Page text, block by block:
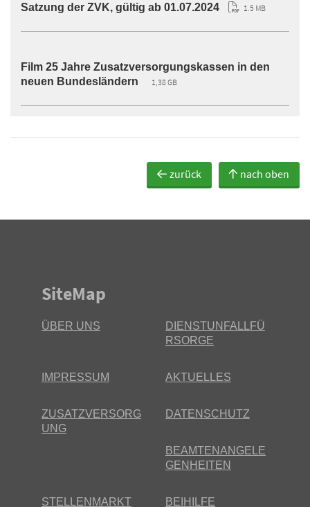
Satzung der ZVK, gültig ab 01.07.2024 1.5 MB
Film 25 Jahre Zusatzversorgungskassen in den
neuen Bundesländern
1,38 GB
zurück nach oben
SiteMap
ÜBER UNS
DIENSTUNFALLFÜ
RSORGE
IMPRESSUM AKTUELLES
ZUSATZVERSORG
UNG
DATENSCHUTZ
BEAMTENANGELE
GENHEITEN
STELLENMARKT BEIHILFE